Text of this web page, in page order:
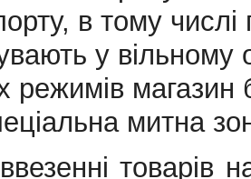
в тому числі
у вільному обігу
магазин безмитної
митна
товарів